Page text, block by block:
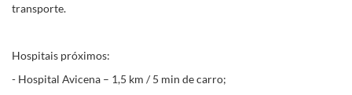
transporte.
Hospitais próximos:
- Hospital Avicena – 1,5 km / 5 min de carro;